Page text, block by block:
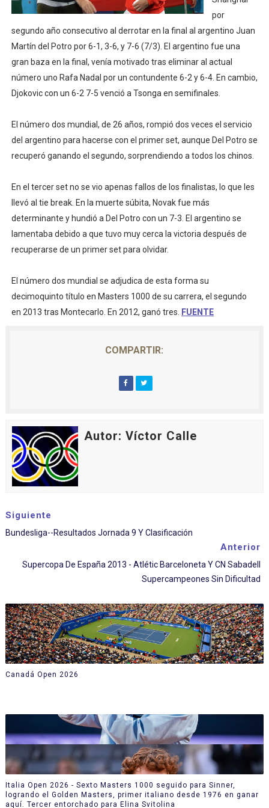
Mundial de lacrosse femenino 2026 (Tokio, Japón) -
Máxima celebración en el último Impact! con Jason
Mundial de esgrima 2026 (Hong Kong) - La
Raquel Rodriguez es la nueva monarca
Campeonato de Europa de atletismo femenino 2026
por
segundo año consecutivo al derrotar en la final al argentino Juan
Martín del Potro por 6-1, 3-6, y 7-6 (7/3). El argentino fue una
gran baza en la final, venía motivado tras eliminar al actual
número uno Rafa Nadal por un contundente 6-2 y 6-4. En cambio,
Djokovic con un 6-2 7-5 venció a Tsonga en semifinales.
El número dos mundial, de 26 años, rompió dos veces el servicio
del argentino para hacerse con el primer set, aunque Del Potro se
recuperó ganando el segundo, sorprendiendo a todos los chinos.
En el tercer set no se vio apenas fallos de los finalistas, lo que les
llevó al tie break. En la muerte súbita, Novak fue más
determinante y hundió a Del Potro con un 7-3. El argentino se
lamentaba debido a que tuvo muy cerca la victoria después de
recuperarse de un primer set para olvidar.
El número dos mundial se adjudica de esta forma su
decimoquinto título en Masters 1000 de su carrera, el segundo
en 2013 tras Montecarlo. En 2012, ganó tres.
FUENTE
COMPARTIR:
Autor: Víctor Calle
Siguiente
Bundesliga--Resultados Jornada 9 Y Clasificación
Anterior
Supercopa De España 2013 - Atlétic Barceloneta Y CN Sabadell
Supercampeones Sin Dificultad
Canadá Open 2026
Italia Open 2026 - Sexto Masters 1000 seguido para Sinner,
logrando el Golden Masters, primer italiano desde 1976 en ganar
aquí. Tercer entorchado para Elina Svitolina